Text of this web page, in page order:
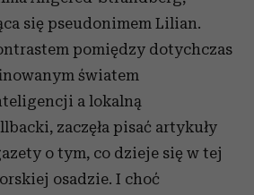
się pseudonimem Lilian.
pomiędzy dotychczas
światem
a lokalną
zaczęła pisać artykuły
o tym, co dzieje się w tej
osadzie. I choć